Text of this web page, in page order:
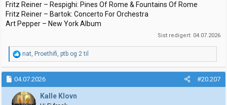
Fritz Reiner – Respighi: Pines Of Rome & Fountains Of Rome
Fritz Reiner – Bartok: Concerto For Orchestra
Art Pepper – New York Album
Sist redigert: 04.07.2026
R
e
a
k
j
o
nat Proethifi ptb og 2 til
04.07.2026 #20.207
Kalle Klovn